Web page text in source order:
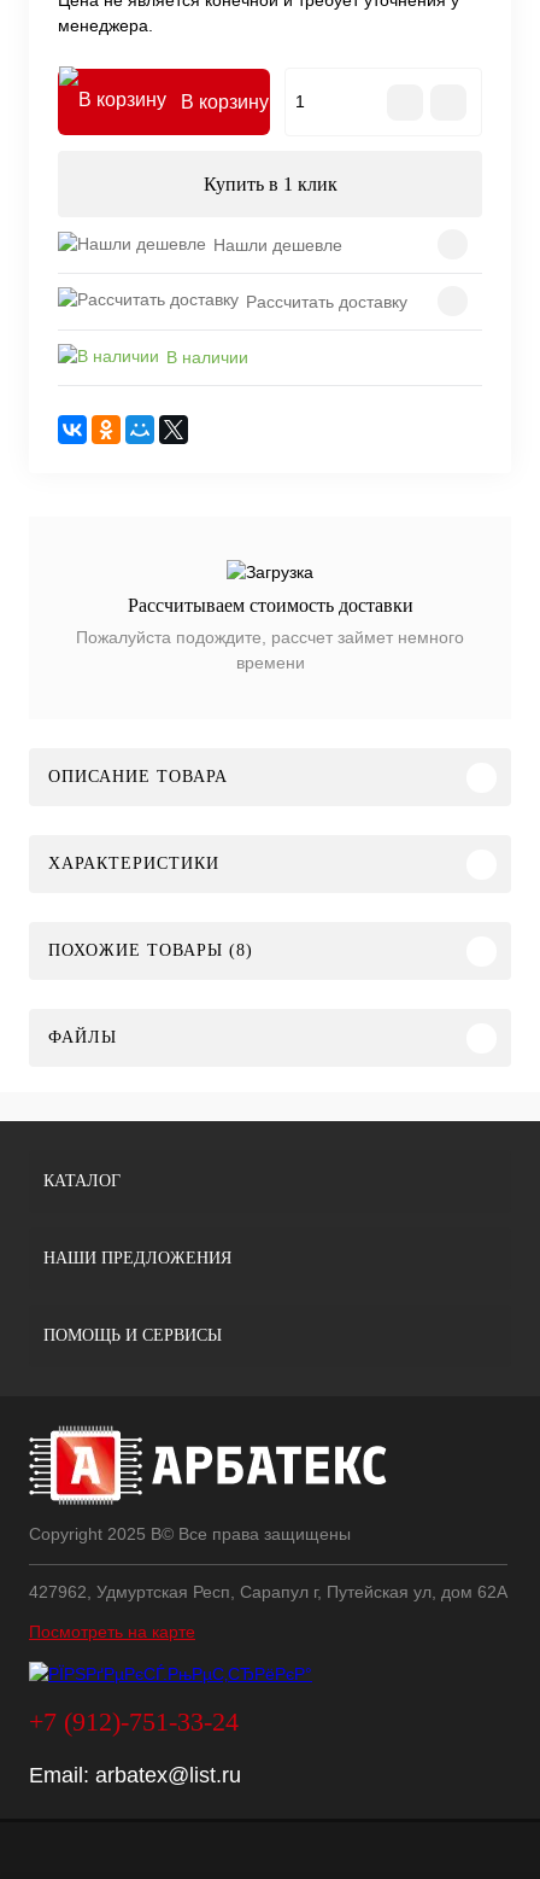
менеджера.
В корзину
Купить в 1 клик
Нашли дешевле
Рассчитать доставку
В наличии
Рассчитываем стоимость доставки
Пожалуйста подождите, рассчет займет немного
времени
ОПИСАНИЕ ТОВАРА
ХАРАКТЕРИСТИКИ
ПОХОЖИЕ ТОВАРЫ (8)
ФАЙЛЫ
КАТАЛОГ
НАШИ ПРЕДЛОЖЕНИЯ
ПОМОЩЬ И СЕРВИСЫ
Copyright 2025 В© Все права защищены
427962, Удмуртская Респ, Сарапул г, Путейская ул, дом 62А
Посмотреть на карте
+7 (912)-751-33-24
Email: arbatex@list.ru